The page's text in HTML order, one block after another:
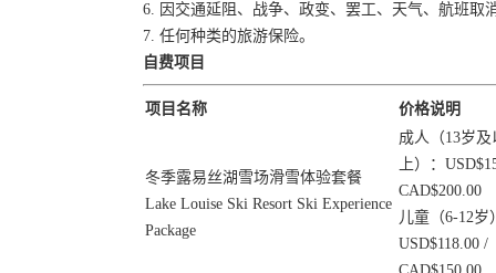
6. 因交通延阻、战争、政变、罢工、天气、航班取
7. 任何种类的旅游保险。
自费项目
项目名称 价格说明
冬季露易丝湖雪场滑雪体验套餐
Lake Louise Ski Resort Ski Experience
Package
成人（13岁及
上）：
CAD$200.00
儿童（6-12岁
USD$118.00 /